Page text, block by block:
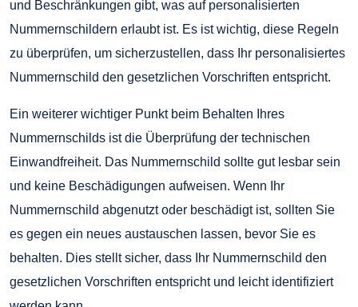
und Beschränkungen gibt, was auf personalisierten
Nummernschildern erlaubt ist. Es ist wichtig, diese Regeln
zu überprüfen, um sicherzustellen, dass Ihr personalisiertes
Nummernschild den gesetzlichen Vorschriften entspricht.
Ein weiterer wichtiger Punkt beim Behalten Ihres
Nummernschilds ist die Überprüfung der technischen
Einwandfreiheit. Das Nummernschild sollte gut lesbar sein
und keine Beschädigungen aufweisen. Wenn Ihr
Nummernschild abgenutzt oder beschädigt ist, sollten Sie
es gegen ein neues austauschen lassen, bevor Sie es
behalten. Dies stellt sicher, dass Ihr Nummernschild den
gesetzlichen Vorschriften entspricht und leicht identifiziert